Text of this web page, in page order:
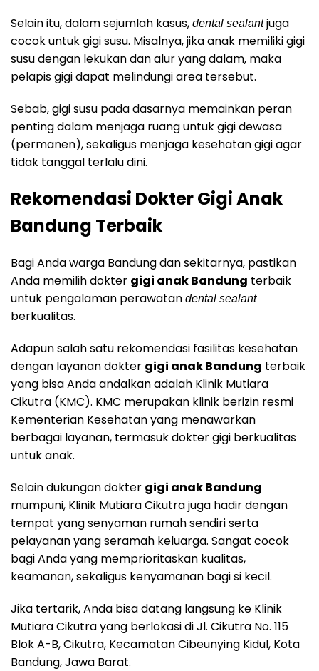
Selain itu, dalam sejumlah kasus, dental sealantjuga
cocok untuk gigi susu. Misalnya, jika anak memiliki gigi
susu dengan lekukan dan alur yang dalam, maka
pelapis gigi dapat melindungi area tersebut.
Sebab, gigi susu pada dasarnya memainkan peran
penting dalam menjaga ruang untuk gigi dewasa
(permanen), sekaligus menjaga kesehatan gigi agar
tidak tanggal terlalu dini.
Rekomendasi Dokter Gigi Anak
Bandung Terbaik
Bagi Anda warga Bandung dan sekitarnya, pastikan
Anda memilih dokter gigi anak Bandung terbaik
untuk pengalaman perawatan dental sealant
berkualitas.
Adapun salah satu rekomendasi fasilitas kesehatan
dengan layanan dokter gigi anak Bandung terbaik
yang bisa Anda andalkan adalah Klinik Mutiara
Cikutra (KMC). KMC merupakan klinik berizin resmi
Kementerian Kesehatan yang menawarkan
berbagai layanan, termasuk dokter gigi berkualitas
untuk anak.
Selain dukungan dokter gigi anak Bandung
mumpuni, Klinik Mutiara Cikutra juga hadir dengan
tempat yang senyaman rumah sendiri serta
pelayanan yang seramah keluarga. Sangat cocok
bagi Anda yang memprioritaskan kualitas,
keamanan, sekaligus kenyamanan bagi si kecil.
Jika tertarik, Anda bisa datang langsung ke Klinik
Mutiara Cikutra yang berlokasi di Jl. Cikutra No. 115
Blok A-B, Cikutra, Kecamatan Cibeunying Kidul, Kota
Bandung, Jawa Barat.